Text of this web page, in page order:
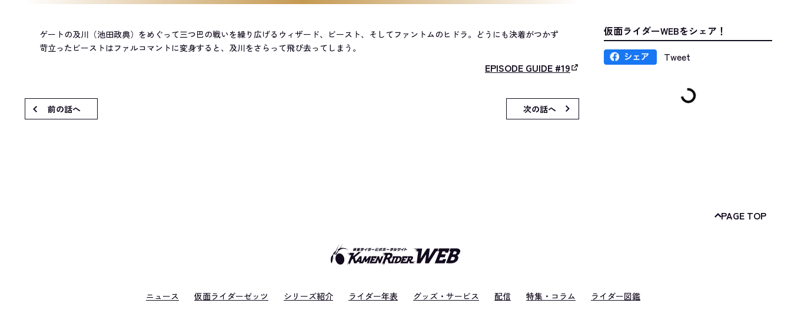
ゲートの及川（池田政典）をめぐって三つ巴の戦いを繰り広げるウィザード、ビースト、そしてファントムのヒドラ。どうにも決着がつかず
苛立ったビーストはファルコマントに変身すると、及川をさらって飛び去ってしまう。
EPISODE GUIDE #19
前の話へ 次の話へ
仮面ライダーWEBをシェア！
Tweet
PAGE TOP
ニュース 仮面ライダーゼッツ シリーズ紹介 ライダー年表 グッズ・サービス 配信 特集・コラム ライダー図鑑